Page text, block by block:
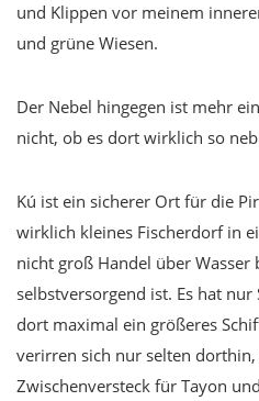
und Klippen vor meinem
und grüne Wiesen.
Der Nebel hingegen ist mehr
nicht, ob es dort wirklich so
Kú ist ein sicherer Ort für die
wirklich kleines Fischerdorf in
nicht groß Handel über
selbstversorgend ist. Es hat nur
dort maximal ein größeres
verirren sich nur selten
Zwischenversteck für Tayon